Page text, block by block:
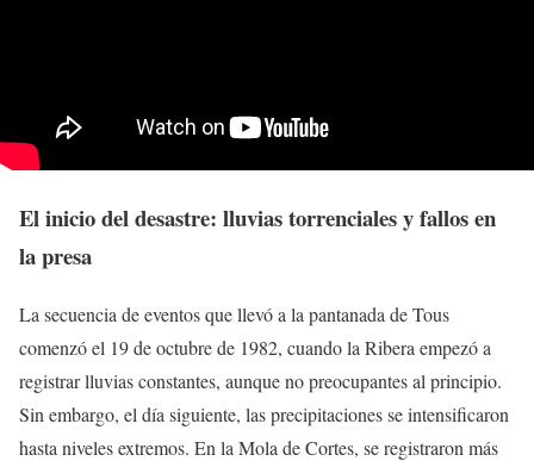
El inicio del desastre: lluvias torrenciales y fallos en
la presa
La secuencia de eventos que llevó a la pantanada de Tous
comenzó el 19 de octubre de 1982, cuando la Ribera empezó a
registrar lluvias constantes, aunque no preocupantes al principio.
Sin embargo, el día siguiente, las precipitaciones se intensificaron
hasta niveles extremos. En la Mola de Cortes, se registraron más